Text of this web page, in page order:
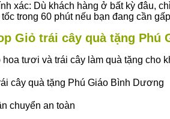
xác: Dù khách hàng ở bất kỳ đâu,
trong 60 phút nếu bạn đang cần
Giỏ trái cây quà tặng Phú
tươi và trái cây làm quà tặng cho
cây quà tặng Phú Giáo Bình Dương
chuyển an toàn